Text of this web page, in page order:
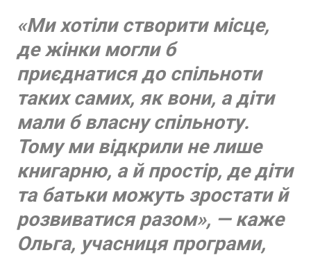
«Ми хотіли створити місце,
де жінки могли б
приєднатися до спільноти
таких самих, як вони, а діти
мали б власну спільноту.
Тому ми відкрили не лише
книгарню, а й простір, де діти
та батьки можуть зростати й
розвиватися разом», — каже
Ольга, учасниця програми,